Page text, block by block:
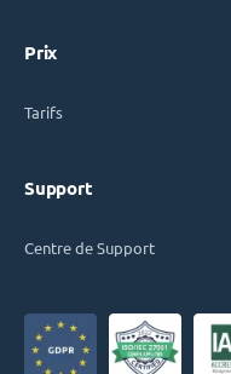
Prix
Tarifs
Support
Centre de Support